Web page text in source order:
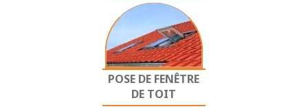
POSE DE FENÊTRE
DE TOIT